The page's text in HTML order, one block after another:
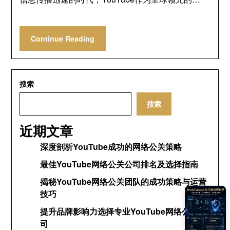
Continue Reading
搜索
搜索
近期文章
深度剖析YouTube成功的网络公关策略
最佳YouTube网络公关公司排名及选择指南
揭秘YouTube网络公关团队的成功策略与运营
技巧
提升品牌影响力选择专业YouTube网络公关公
司